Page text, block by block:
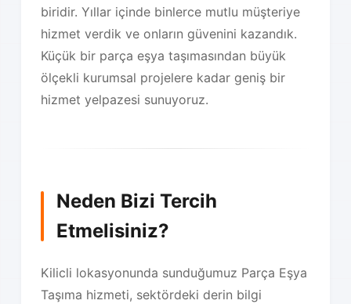
biridir. Yıllar içinde binlerce mutlu müşteriye
hizmet verdik ve onların güvenini kazandık.
Küçük bir parça eşya taşımasından büyük
ölçekli kurumsal projelere kadar geniş bir
hizmet yelpazesi sunuyoruz.
Neden Bizi Tercih
Etmelisiniz?
Kilicli lokasyonunda sunduğumuz Parça Eşya
Taşıma hizmeti, sektördeki derin bilgi